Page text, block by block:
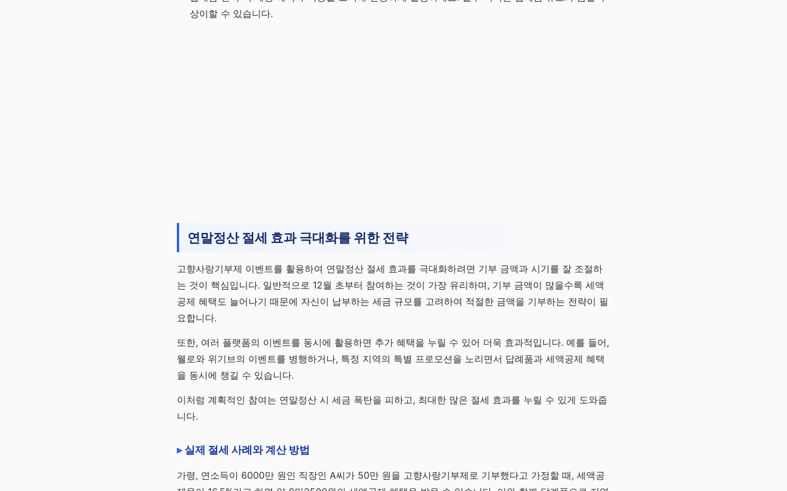
상이할 수 있습니다.
연말정산 절세 효과 극대화를 위한 전략
고향사랑기부제 이벤트를 활용하여 연말정산 절세 효과를 극대화하려면 기부 금액과 시기를 잘 조절하
는 것이 핵심입니다. 일반적으로 12월 초부터 참여하는 것이 가장 유리하며, 기부 금액이 많을수록 세액
공제 혜택도 늘어나기 때문에 자신이 납부하는 세금 규모를 고려하여 적절한 금액을 기부하는 전략이 필
요합니다.
또한, 여러 플랫폼의 이벤트를 동시에 활용하면 추가 혜택을 누릴 수 있어 더욱 효과적입니다. 예를 들어,
웰로와 위기브의 이벤트를 병행하거나, 특정 지역의 특별 프로모션을 노리면서 답례품과 세액공제 혜택
을 동시에 챙길 수 있습니다.
이처럼 계획적인 참여는 연말정산 시 세금 폭탄을 피하고, 최대한 많은 절세 효과를 누릴 수 있게 도와줍
니다.
실제 절세 사례와 계산 방법
가령, 연소득이 6000만 원인 직장인 A씨가 50만 원을 고향사랑기부제로 기부했다고 가정할 때, 세액공